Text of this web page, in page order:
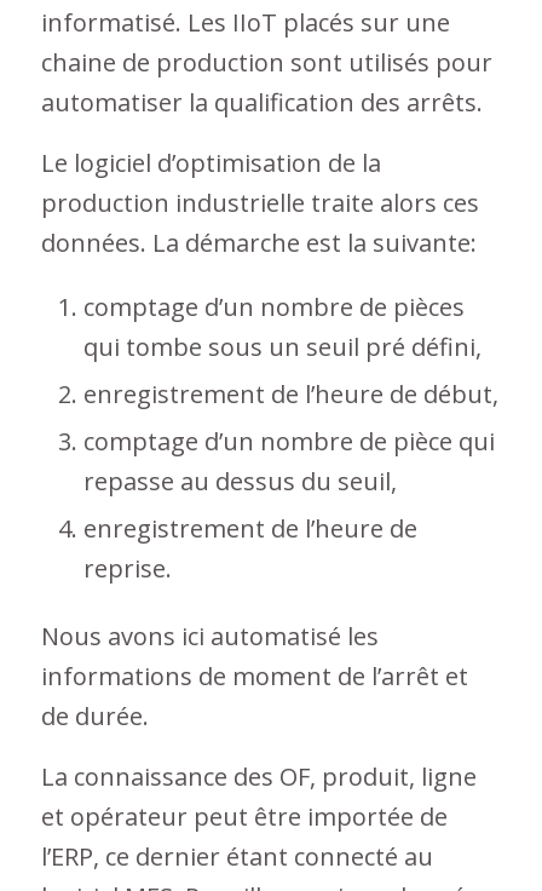
informatisé. Les IIoT placés sur une
chaine de production sont utilisés pour
automatiser la qualification des arrêts.
Le logiciel d’optimisation de la
production industrielle traite alors ces
données. La démarche est la suivante:
comptage d’un nombre de pièces
qui tombe sous un seuil pré défini,
enregistrement de l’heure de début,
comptage d’un nombre de pièce qui
repasse au dessus du seuil,
enregistrement de l’heure de
reprise.
Nous avons ici automatisé les
informations de moment de l’arrêt et
de durée.
La connaissance des OF, produit, ligne
et opérateur peut être importée de
l’ERP, ce dernier étant connecté au